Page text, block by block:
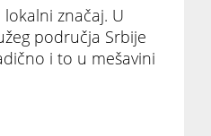
značaj. U
područja Srbije
i to u mešavini